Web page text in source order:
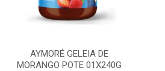
AYMORÉ GELEIA DE
MORANGO POTE 01X240G